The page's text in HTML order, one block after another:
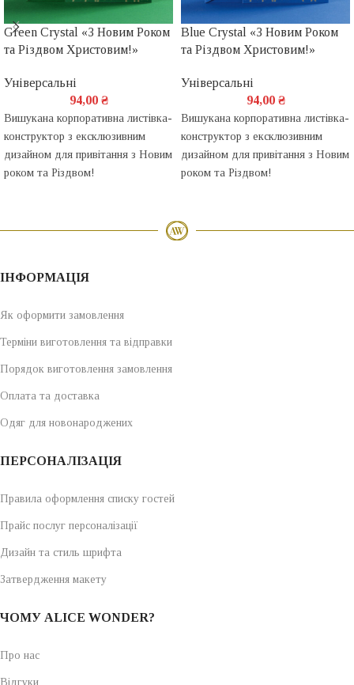
Green Crystal «З Новим Роком
та Різдвом Христовим!»
Універсальні
94,00 ₴
Вишукана корпоративна листівка-
конструктор з ексклюзивним
дизайном для привітання з Новим
роком та Різдвом!
Blue Crystal «З Новим Роком
та Різдвом Христовим!»
Універсальні
94,00 ₴
Вишукана корпоративна листівка-
конструктор з ексклюзивним
дизайном для привітання з Новим
роком та Різдвом!
ІНФОРМАЦІЯ
Як оформити замовлення
Терміни виготовлення та відправки
Порядок виготовлення замовлення
Оплата та доставка
Одяг для новонароджених
ПЕРСОНАЛІЗАЦІЯ
Правила оформлення списку гостей
Прайс послуг персоналізації
Дизайн та стиль шрифта
Затвердження макету
ЧОМУ ALICE WONDER?
Про нас
Відгуки